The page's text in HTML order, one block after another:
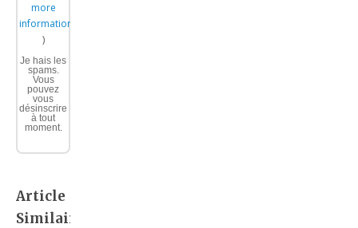
more
information
)
Je hais les
spams.
Vous
pouvez
vous
désinscrire
à tout
moment.
Article
Similaire: